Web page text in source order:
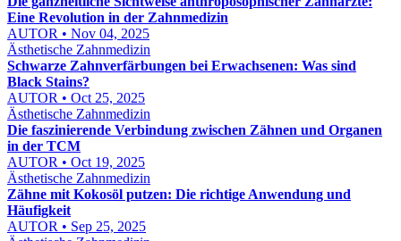
Eine Revolution in der Zahnmedizin
AUTOR • Nov 04, 2025
Ästhetische Zahnmedizin
Schwarze Zahnverfärbungen bei Erwachsenen: Was sind
Black Stains?
AUTOR • Oct 25, 2025
Ästhetische Zahnmedizin
Die faszinierende Verbindung zwischen Zähnen und Organen
in der TCM
AUTOR • Oct 19, 2025
Ästhetische Zahnmedizin
Zähne mit Kokosöl putzen: Die richtige Anwendung und
Häufigkeit
AUTOR • Sep 25, 2025